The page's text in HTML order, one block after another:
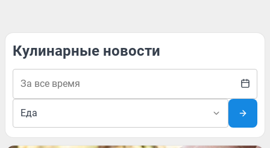
Кулинарные новости